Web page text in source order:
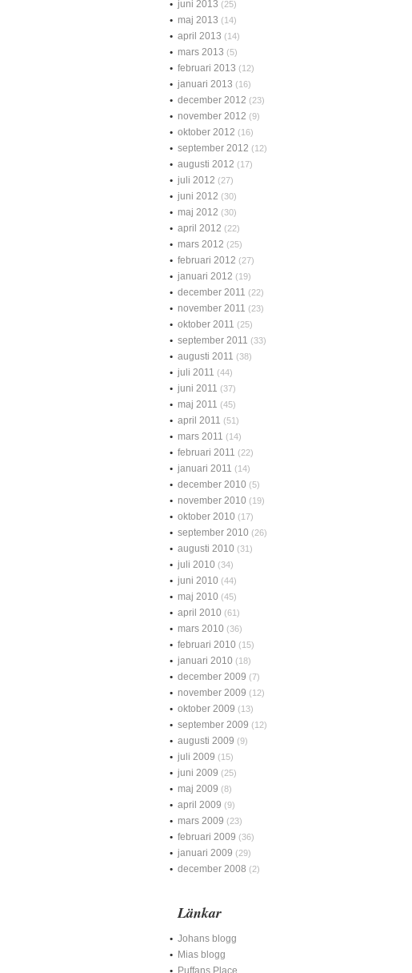
juni 2013 (25)
maj 2013 (14)
april 2013 (14)
mars 2013 (5)
februari 2013 (12)
januari 2013 (16)
december 2012 (23)
november 2012 (9)
oktober 2012 (16)
september 2012 (12)
augusti 2012 (17)
juli 2012 (27)
juni 2012 (30)
maj 2012 (30)
april 2012 (22)
mars 2012 (25)
februari 2012 (27)
januari 2012 (19)
december 2011 (22)
november 2011 (23)
oktober 2011 (25)
september 2011 (33)
augusti 2011 (38)
juli 2011 (44)
juni 2011 (37)
maj 2011 (45)
april 2011 (51)
mars 2011 (14)
februari 2011 (22)
januari 2011 (14)
december 2010 (5)
november 2010 (19)
oktober 2010 (17)
september 2010 (26)
augusti 2010 (31)
juli 2010 (34)
juni 2010 (44)
maj 2010 (45)
april 2010 (61)
mars 2010 (36)
februari 2010 (15)
januari 2010 (18)
december 2009 (7)
november 2009 (12)
oktober 2009 (13)
september 2009 (12)
augusti 2009 (9)
juli 2009 (15)
juni 2009 (25)
maj 2009 (8)
april 2009 (9)
mars 2009 (23)
februari 2009 (36)
januari 2009 (29)
december 2008 (2)
Länkar
Johans blogg
Mias blogg
Puffans Place